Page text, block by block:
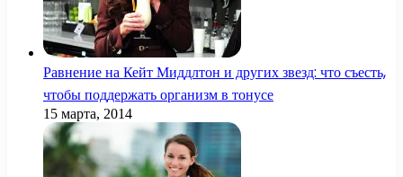
Равнение на Кейт Миддлтон и других звезд: что съесть,
чтобы поддержать организм в тонусе
15 марта, 2014